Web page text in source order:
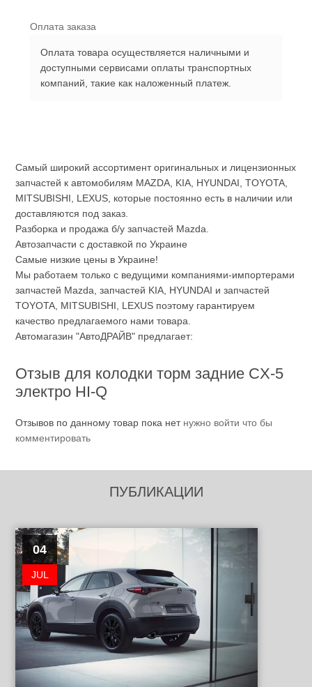
Оплата заказа
Оплата товара осуществляется наличными и
доступными сервисами оплаты транспортных
компаний, такие как наложенный платеж.
Самый широкий ассортимент оригинальных и лицензионных
запчастей к автомобилям MAZDA, KIA, HYUNDAI, TOYOTA,
MITSUBISHI, LEXUS, которые постоянно есть в наличии или
доставляются под заказ.
Разборка и продажа б/у запчастей Mazda.
Автозапчасти с доставкой по Украине
Самые низкие цены в Украине!
Мы работаем только с ведущими компаниями-импортерами
запчастей Mazda, запчастей KIA, HYUNDAI и запчастей
TOYOTA, MITSUBISHI, LEXUS поэтому гарантируем
качество предлагаемого нами товара.
Автомагазин "АвтоДРАЙВ" предлагает:
Отзыв для колодки торм задние CX-5
электро HI-Q
Отзывов по данному товар пока нет нужно войти что бы
комментировать
ПУБЛИКАЦИИ
04
JUL